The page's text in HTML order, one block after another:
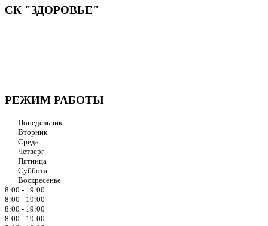
СК "ЗДОРОВЬЕ"
РЕЖИМ РАБОТЫ
Понедельник
Вторник
Среда
Четверг
Пятница
Суббота
Воскресенье
8:00 - 19:00
8:00 - 19:00
8:00 - 19:00
8:00 - 19:00